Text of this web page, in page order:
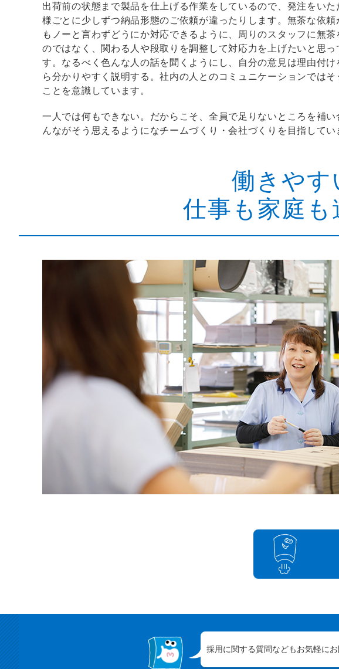
出荷前の状態まで製品を仕上げる作業をしているので、発注をいた
様ごとに少しずつ納品形態のご依頼が違ったりします。無茶な依頼
もノーと言わずどうにか対応できるように、周りのスタッフに無茶
のではなく、関わる人や段取りを調整して対応力を上げたいと思っ
す。なるべく色んな人の話を聞くようにし、自分の意見は理由付け
ら分かりやすく説明する。社内の人とのコミュニケーションではそ
ことを意識しています。
一人では何もできない。だからこそ、全員で足りないところを補
んながそう思えるようになチームづくり・会社づくりを目指してい
働きやす
仕事も家庭
採用に関する質問などもお気軽にお